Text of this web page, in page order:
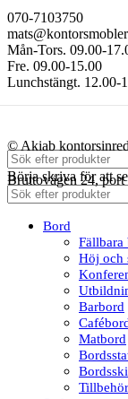
070-7103750
Mån-Tors. 09.00-
Fre. 09.00-15.00
Lunchstängt. 12.00-
© Akiab
Bruttovägen 24,
Börja skriva för att
Bord
Fällbara
Höj och
Barbord
Matbord